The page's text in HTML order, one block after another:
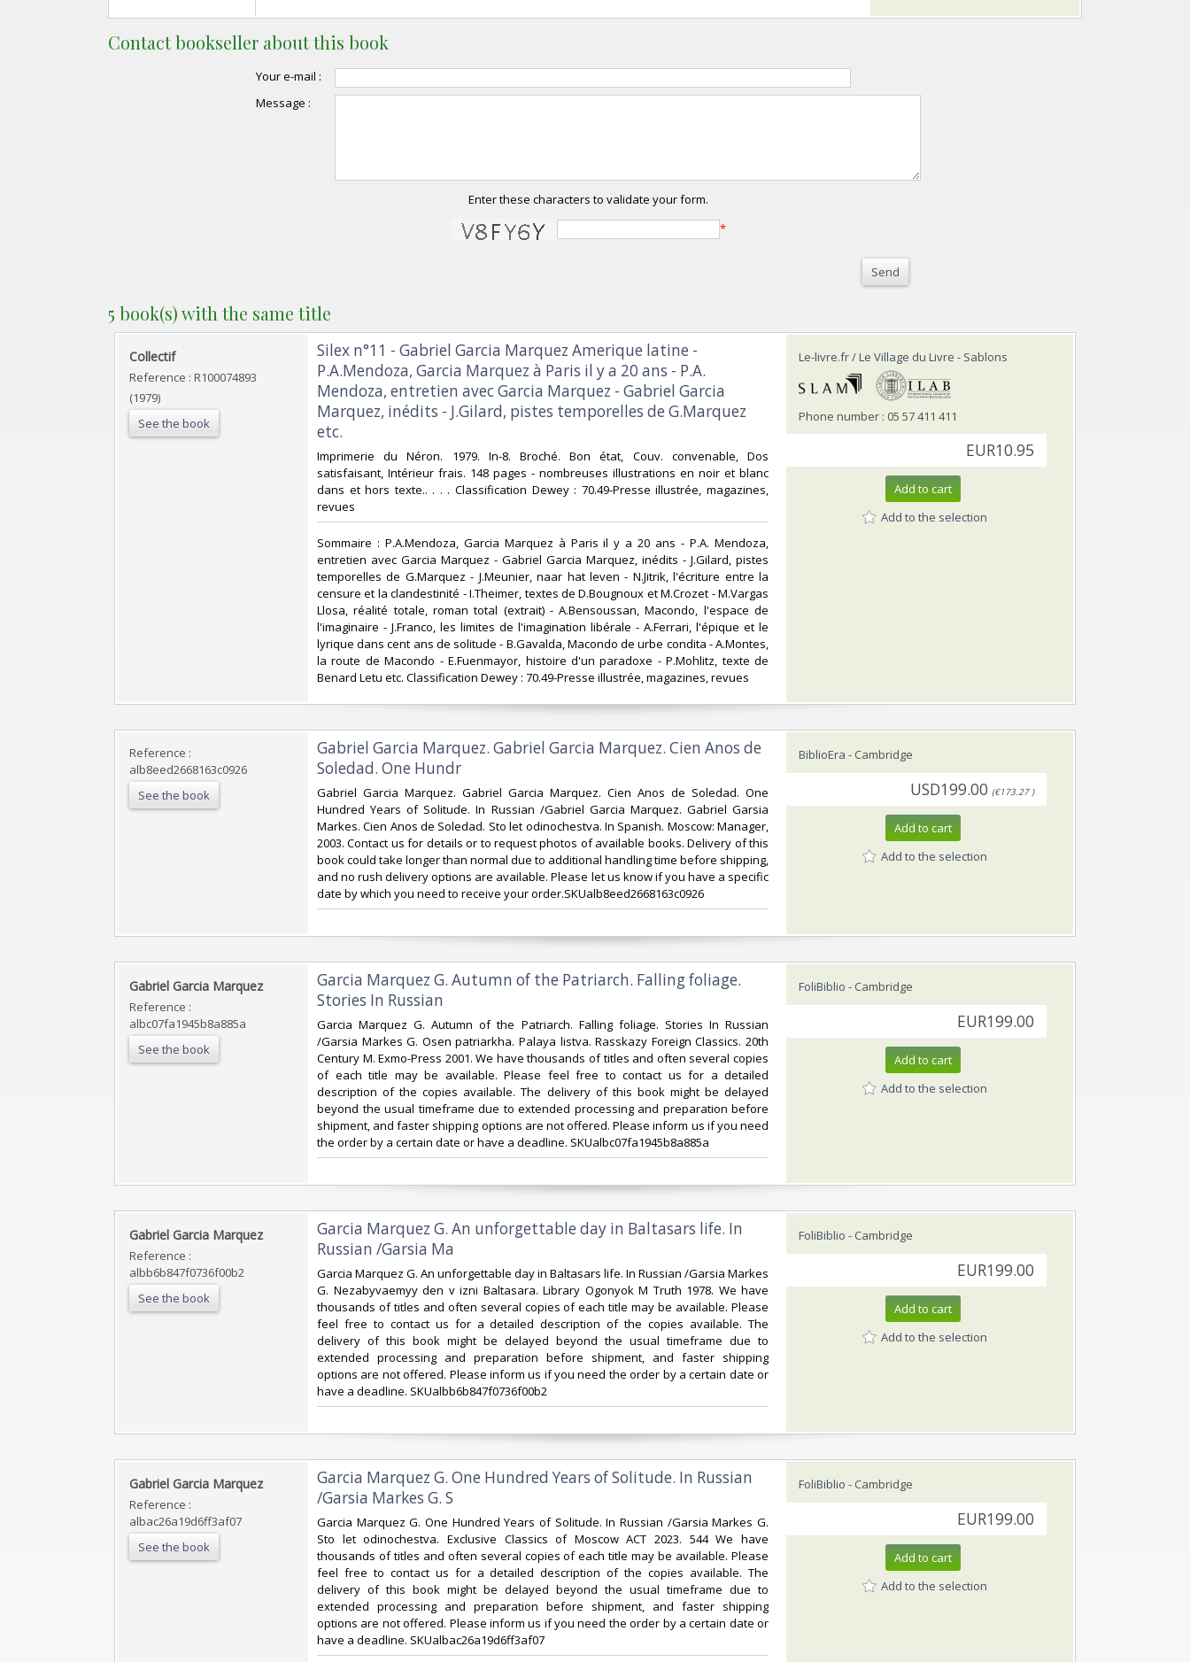
Contact bookseller about this book
Your e-mail :
Message :
Enter these characters to validate your form.
*
Send
5 book(s) with the same title
‎Collectif‎
Reference : R100074893
(1979)
See the book
‎Silex n°11 - Gabriel Garcia Marquez Amerique latine -
P.A.Mendoza, Garcia Marquez à Paris il y a 20 ans - P.A.
Mendoza, entretien avec Garcia Marquez - Gabriel Garcia
Marquez, inédits - J.Gilard, pistes temporelles de G.Marquez
etc.‎
‎Imprimerie du Néron. 1979. In-8. Broché. Bon état, Couv. convenable, Dos
satisfaisant, Intérieur frais. 148 pages - nombreuses illustrations en noir et blanc
dans et hors texte.. . . . Classification Dewey : 70.49-Presse illustrée, magazines,
revues‎
‎Sommaire : P.A.Mendoza, Garcia Marquez à Paris il y a 20 ans - P.A. Mendoza,
entretien avec Garcia Marquez - Gabriel Garcia Marquez, inédits - J.Gilard, pistes
temporelles de G.Marquez - J.Meunier, naar hat leven - N.Jitrik, l'écriture entre la
censure et la clandestinité - I.Theimer, textes de D.Bougnoux et M.Crozet - M.Vargas
Llosa, réalité totale, roman total (extrait) - A.Bensoussan, Macondo, l'espace de
l'imaginaire - J.Franco, les limites de l'imagination libérale - A.Ferrari, l'épique et le
lyrique dans cent ans de solitude - B.Gavalda, Macondo de urbe condita - A.Montes,
la route de Macondo - E.Fuenmayor, histoire d'un paradoxe - P.Mohlitz, texte de
Benard Letu etc. Classification Dewey : 70.49-Presse illustrée, magazines, revues‎
Le-livre.fr / Le Village du Livre - Sablons
Phone number : 05 57 411 411
EUR10.95
Add to cart
Add to the selection
Reference :
alb8eed2668163c0926
See the book
‎Gabriel Garcia Marquez. Gabriel Garcia Marquez. Cien Anos de
Soledad. One Hundr‎
‎Gabriel Garcia Marquez. Gabriel Garcia Marquez. Cien Anos de Soledad. One
Hundred Years of Solitude. In Russian /Gabriel Garcia Marquez. Gabriel Garsia
Markes. Cien Anos de Soledad. Sto let odinochestva. In Spanish. Moscow: Manager,
2003. Contact us for details or to request photos of available books. Delivery of this
book could take longer than normal due to additional handling time before shipping,
and no rush delivery options are available. Please let us know if you have a specific
date by which you need to receive your order.SKUalb8eed2668163c0926‎
BiblioEra - Cambridge
USD199.00 (€173.27 )
Add to cart
Add to the selection
‎Gabriel Garcia Marquez‎
Reference :
albc07fa1945b8a885a
See the book
‎Garcia Marquez G. Autumn of the Patriarch. Falling foliage.
Stories In Russian ‎
‎Garcia Marquez G. Autumn of the Patriarch. Falling foliage. Stories In Russian
/Garsia Markes G. Osen patriarkha. Palaya listva. Rasskazy Foreign Classics. 20th
Century M. Exmo-Press 2001. We have thousands of titles and often several copies
of each title may be available. Please feel free to contact us for a detailed
description of the copies available. The delivery of this book might be delayed
beyond the usual timeframe due to extended processing and preparation before
shipment, and faster shipping options are not offered. Please inform us if you need
the order by a certain date or have a deadline. SKUalbc07fa1945b8a885a‎
FoliBiblio - Cambridge
EUR199.00
Add to cart
Add to the selection
‎Gabriel Garcia Marquez‎
Reference :
albb6b847f0736f00b2
See the book
‎Garcia Marquez G. An unforgettable day in Baltasars life. In
Russian /Garsia Ma‎
‎Garcia Marquez G. An unforgettable day in Baltasars life. In Russian /Garsia Markes
G. Nezabyvaemyy den v izni Baltasara. Library Ogonyok M Truth 1978. We have
thousands of titles and often several copies of each title may be available. Please
feel free to contact us for a detailed description of the copies available. The
delivery of this book might be delayed beyond the usual timeframe due to
extended processing and preparation before shipment, and faster shipping
options are not offered. Please inform us if you need the order by a certain date or
have a deadline. SKUalbb6b847f0736f00b2‎
FoliBiblio - Cambridge
EUR199.00
Add to cart
Add to the selection
‎Gabriel Garcia Marquez‎
Reference :
albac26a19d6ff3af07
See the book
‎Garcia Marquez G. One Hundred Years of Solitude. In Russian
/Garsia Markes G. S‎
‎Garcia Marquez G. One Hundred Years of Solitude. In Russian /Garsia Markes G.
Sto let odinochestva. Exclusive Classics of Moscow ACT 2023. 544 We have
thousands of titles and often several copies of each title may be available. Please
feel free to contact us for a detailed description of the copies available. The
delivery of this book might be delayed beyond the usual timeframe due to
extended processing and preparation before shipment, and faster shipping
options are not offered. Please inform us if you need the order by a certain date or
have a deadline. SKUalbac26a19d6ff3af07‎
FoliBiblio - Cambridge
EUR199.00
Add to cart
Add to the selection